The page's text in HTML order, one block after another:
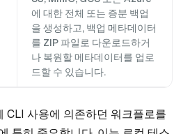
에 대한 전체 또는 증분 백업
을 생성하고, 백업 메타데이터
를 ZIP 파일로 다운로드하거
나 복원할 메타데이터를 업로
드할 수 있습니다.
CLI 사용에 의존하던 워크플로를